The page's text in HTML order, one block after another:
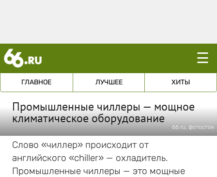
☰
ГЛАВНОЕ ЛУЧШЕЕ ХИТЫ
Промышленные чиллеры — мощное
климатическое оборудование
66.ru, фотосток
Слово «чиллер» происходит от
английского «chiller» — охладитель.
Промышленные чиллеры — это мощные